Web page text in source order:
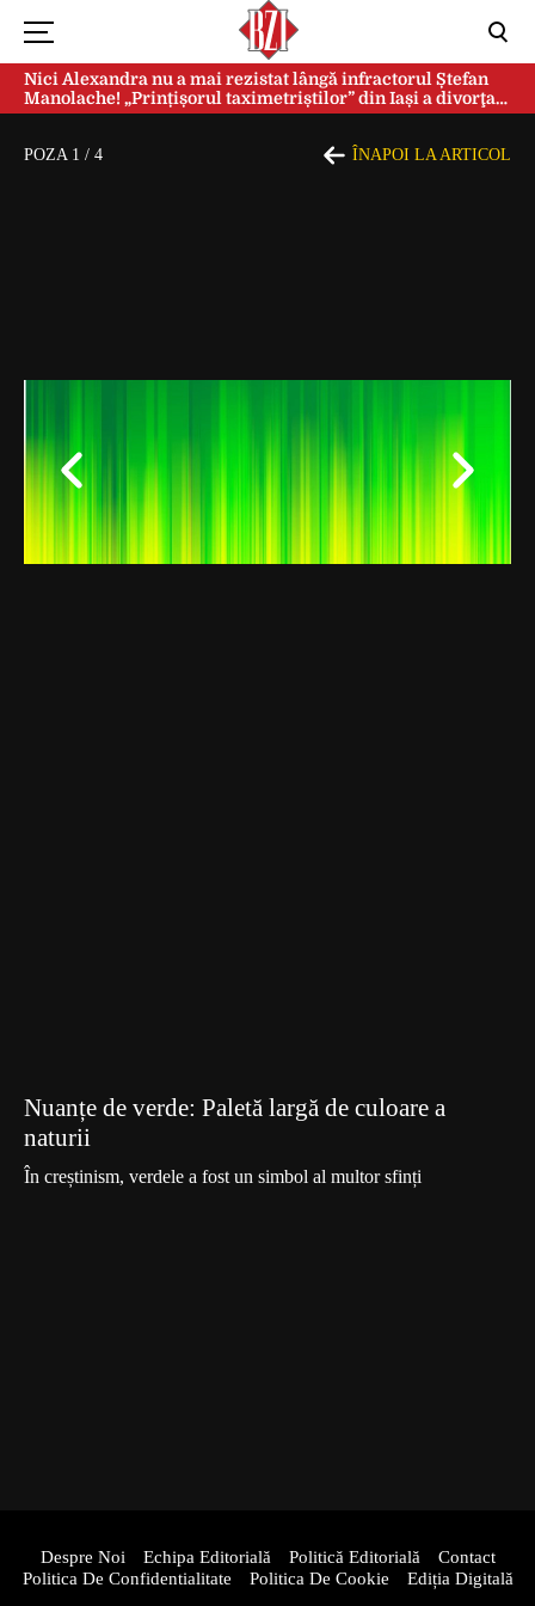
Nici Alexandra nu a mai rezistat lângă infractorul Ștefan
Manolache! „Prințișorul taximetriștilor” din Iași a divorţat
după doi ani de căsnicie
POZA 1 / 4 ÎNAPOI LA ARTICOL
Nuanțe de verde: Paletă largă de culoare a
naturii
În creștinism, verdele a fost un simbol al multor sfinți
Despre Noi Echipa Editorială Politică Editorială
Contact
Politica De Confidentialitate
Politica De Cookie Ediția Digitală